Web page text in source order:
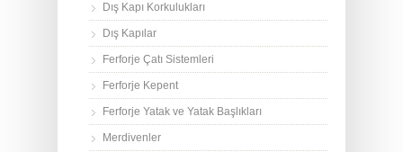
Dış Kapı Korkulukları
Dış Kapılar
Ferforje Çatı Sistemleri
Ferforje Kepent
Ferforje Yatak ve Yatak Başlıkları
Merdivenler